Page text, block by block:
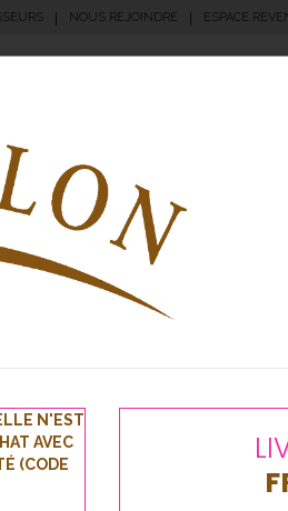
NOUS REJOINDRE ESPACE
Abonnez-
à notre
Nouveautés, bons
événements,
premiers informés
inscrivant à notre
N'EST
AVEC
(CODE